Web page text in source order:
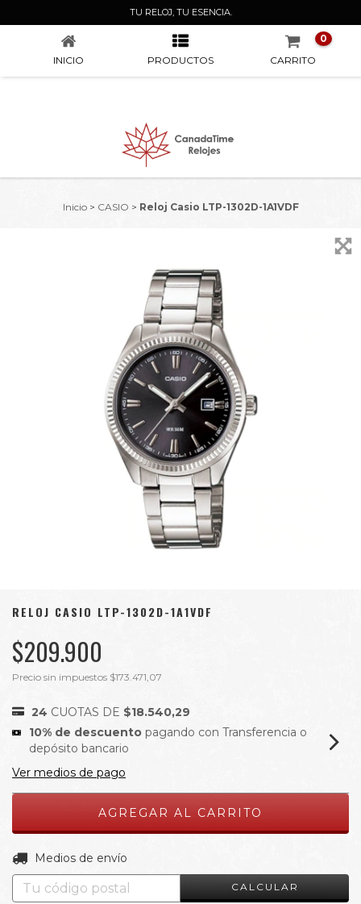
TU RELOJ, TU ESENCIA.
RELOJ CASIO LTP-1302D-1A1VDF
INICIO PRODUCTOS CARRITO
0
Inicio > CASIO > Reloj Casio LTP-1302D-1A1VDF
RELOJ CASIO LTP-1302D-1A1VDF
$209.900
Precio sin impuestos $173.471,07
24 CUOTAS DE $18.540,29
10% de descuento pagando con Transferencia o
depósito bancario
Ver medios de pago
Entregas para el CP:
Medios de envío
CALCULAR